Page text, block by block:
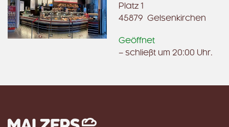
Platz 1
45879 Gelsenkirchen
Geöffnet
– schließt um 20:00 Uhr.